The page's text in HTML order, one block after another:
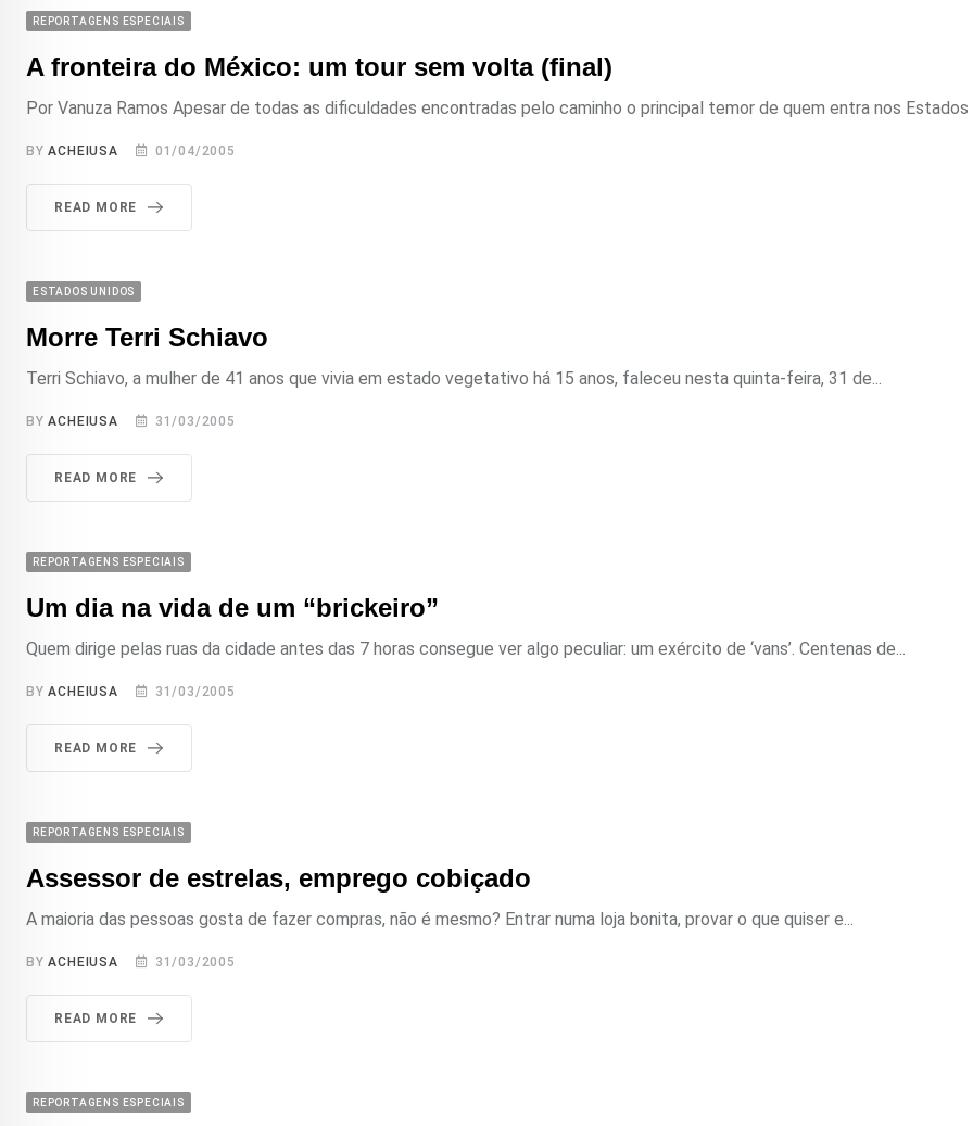
REPORTAGENS ESPECIAIS
A fronteira do México: um tour sem volta (final)
Por Vanuza Ramos Apesar de todas as dificuldades encontradas pelo caminho o principal temor de quem entra nos Estados
BYACHEIUSA 01/04/2005
READ MORE
ESTADOS UNIDOS
Morre Terri Schiavo
Terri Schiavo, a mulher de 41 anos que vivia em estado vegetativo há 15 anos, faleceu nesta quinta-feira, 31 de...
BYACHEIUSA 31/03/2005
READ MORE
REPORTAGENS ESPECIAIS
Um dia na vida de um “brickeiro”
Quem dirige pelas ruas da cidade antes das 7 horas consegue ver algo peculiar: um exército de ‘vans’. Centenas de...
BYACHEIUSA 31/03/2005
READ MORE
REPORTAGENS ESPECIAIS
Assessor de estrelas, emprego cobiçado
A maioria das pessoas gosta de fazer compras, não é mesmo? Entrar numa loja bonita, provar o que quiser e...
BYACHEIUSA 31/03/2005
READ MORE
REPORTAGENS ESPECIAIS